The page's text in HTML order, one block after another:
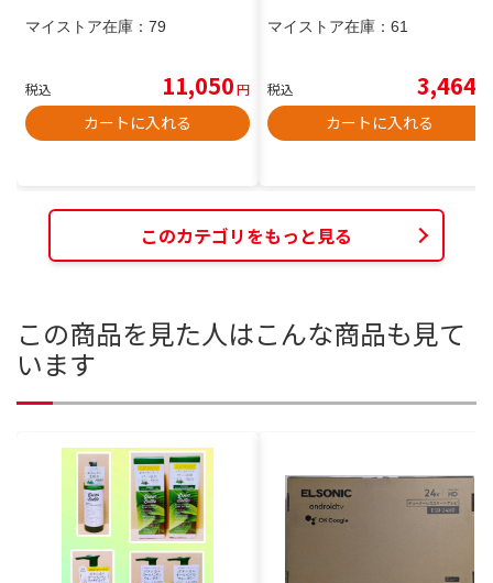
マイストア在庫： 79
税込 11,050円
カートに入れる
マイストア在庫： 61
税込 3,464
カートに入れる
このカテゴリをもっと見る
この商品を見た人はこんな商品も見て
います